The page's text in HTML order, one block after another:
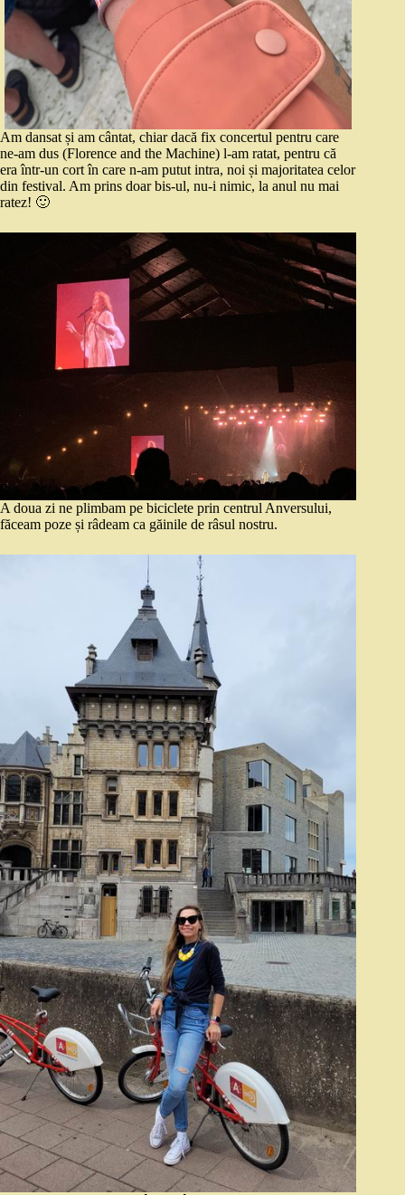
Am dansat și am cântat, chiar dacă fix concertul pentru care
ne-am dus (Florence and the Machine) l-am ratat, pentru că
era într-un cort în care n-am putut intra, noi și majoritatea celor
din festival. Am prins doar bis-ul, nu-i nimic, la anul nu mai
ratez! 🙂
A doua zi ne plimbam pe biciclete prin centrul Anversului,
făceam poze și râdeam ca găinile de râsul nostru.